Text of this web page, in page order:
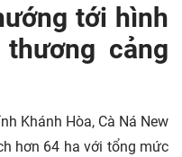
tới hình
cảng
Khánh Hòa, Cà Ná New
hơn 64 ha với tổng mức